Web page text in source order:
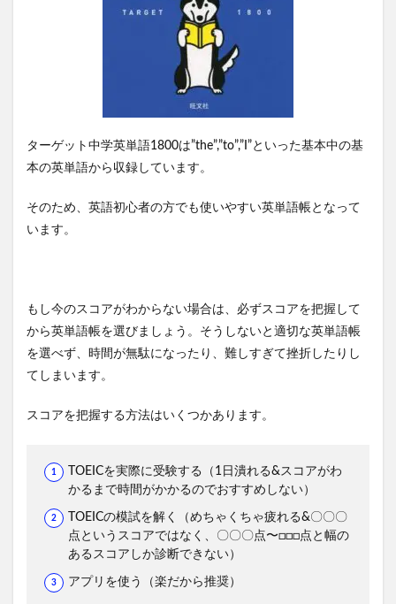
ターゲット中学英単語1800は”the”,”to”,”I”といった基本中の基
本の英単語から収録しています。
そのため、英語初心者の方でも使いやすい英単語帳となって
います。
もし今のスコアがわからない場合は、必ずスコアを把握して
から英単語帳を選びましょう。そうしないと適切な英単語帳
を選べず、時間が無駄になったり、難しすぎて挫折したりし
てしまいます。
スコアを把握する方法はいくつかあります。
TOEICを実際に受験する（1日潰れる&スコアがわ
かるまで時間がかかるのでおすすめしない）
TOEICの模試を解く（めちゃくちゃ疲れる&〇〇〇
点というスコアではなく、〇〇〇点〜□□□点と幅の
あるスコアしか診断できない）
アプリを使う（楽だから推奨）